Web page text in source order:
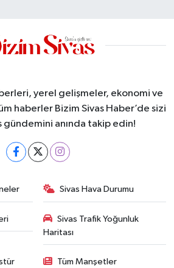
yerel gelişmeler, ekonomi ve
haberler Bizim Sivas Haber’de sizi
gündemini anında takip edin!
Sivas Hava Durumu
Sivas Trafik Yoğunluk
Haritası
Tüm Manşetler